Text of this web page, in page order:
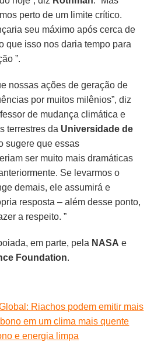
perto de um limite crítico.
seu máximo após cerca de
que isso nos daria tempo para
”.
nossas ações de geração de
por muitos milênios”, diz
de mudança climática e
terrestres da Universidade de
sugere que essas
ser muito mais dramáticas
Se levarmos o
demais, ele assumirá e
resposta – além desse ponto,
a respeito. ”
em parte, pela NASA e
Foundation.
Riachos podem emitir mais
em um clima mais quente
e energia limpa